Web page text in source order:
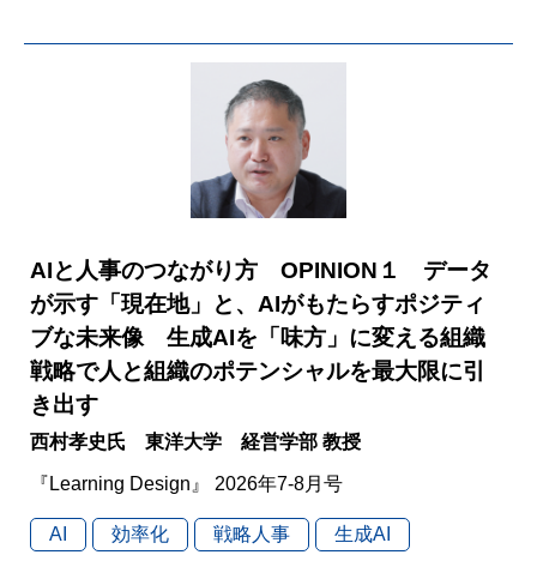
AIと人事のつながり方 OPINION１ データ
が示す「現在地」と、AIがもたらすポジティ
ブな未来像 生成AIを「味方」に変える組織
戦略で人と組織のポテンシャルを最大限に引
き出す
西村孝史氏 東洋大学 経営学部 教授
『Learning Design』 2026年7-8月号
AI 効率化 戦略人事 生成AI